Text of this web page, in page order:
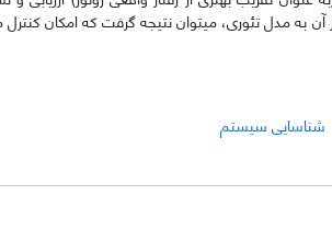
به مدل تئوری، می­توان نتیجه گرفت که امکان کنترل
شناسایی سیستم